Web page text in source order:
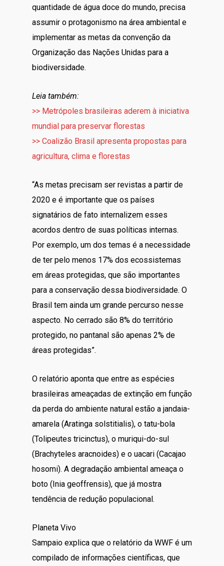
quantidade de água doce do mundo, precisa
assumir o protagonismo na área ambiental e
implementar as metas da convenção da
Organização das Nações Unidas para a
biodiversidade.
Leia também:
>> Metrópoles brasileiras aderem à iniciativa
mundial para preservar florestas
>> Coalizão Brasil apresenta propostas para
agricultura, clima e florestas
“As metas precisam ser revistas a partir de
2020 e é importante que os países
signatários de fato internalizem esses
acordos dentro de suas políticas internas.
Por exemplo, um dos temas é a necessidade
de ter pelo menos 17% dos ecossistemas
em áreas protegidas, que são importantes
para a conservação dessa biodiversidade. O
Brasil tem ainda um grande percurso nesse
aspecto. No cerrado são 8% do território
protegido, no pantanal são apenas 2% de
áreas protegidas”.
O relatório aponta que entre as espécies
brasileiras ameaçadas de extinção em função
da perda do ambiente natural estão a jandaia-
amarela (Aratinga solstitialis), o tatu-bola
(Tolipeutes tricinctus), o muriqui-do-sul
(Brachyteles aracnoides) e o uacari (Cacajao
hosomi). A degradação ambiental ameaça o
boto (Inia geoffrensis), que já mostra
tendência de redução populacional.
Planeta Vivo
Sampaio explica que o relatório da WWF é um
compilado de informações científicas, que